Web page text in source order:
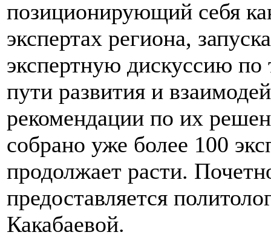
позиционирующий себя
экспертах региона,
экспертную дискуссию
пути развития и
рекомендации по их
собрано уже более 100
продолжает расти.
предоставляется
Какабаевой.